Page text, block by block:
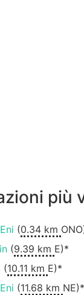
più
(0.34 km
(9.39 km E)*
(10.11 km E)*
(11.68 km NE)*